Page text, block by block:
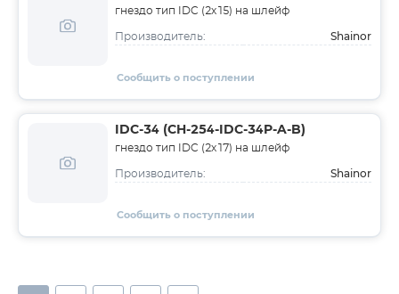
гнездо тип IDC (2х15) на шлейф
Производитель: Shainor
Сообщить о поступлении
IDC-34 (CH-254-IDC-34P-A-B)
гнездо тип IDC (2х17) на шлейф
Производитель: Shainor
Сообщить о поступлении